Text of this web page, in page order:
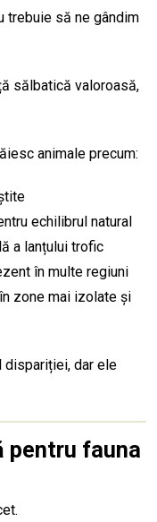
trebuie să ne gândim
sălbatică valoroasă,
animale precum:
echilibrul natural
a lanțului trofic
în multe regiuni
zone mai izolate și
dispariției, dar ele
pentru fauna